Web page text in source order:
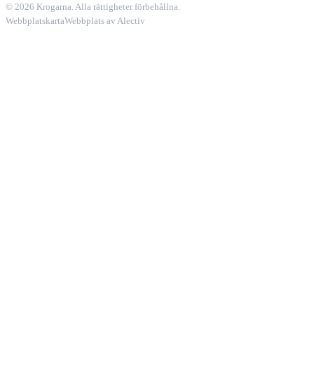
© 2026 Krogarna. Alla rättigheter förbehållna.
WebbplatskartaWebbplats av Alectiv